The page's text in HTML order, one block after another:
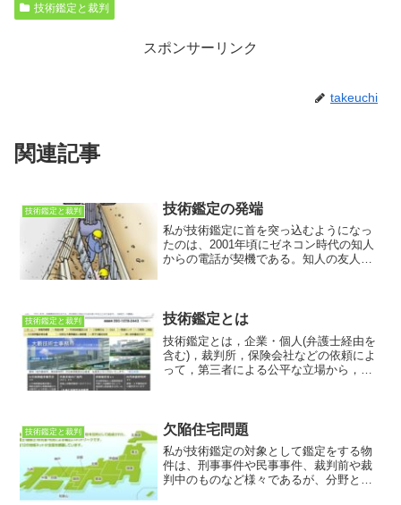
技術鑑定と裁判
スポンサーリンク
takeuchi
関連記事
技術鑑定と裁判 技術鑑定の発端
私が技術鑑定に首を突っ込むようになっ
たのは、2001年頃にゼネコン時代の知人
からの電話が契機である。知人の友人に
た。前任者は、少し前...
技術鑑定と裁判 技術鑑定とは
技術鑑定とは，企業・個人(弁護士経由を
含む)，裁判所，保険会社などの依頼によ
って，第三者による公平な立場から，事
術研究所では，(...
技術鑑定と裁判 欠陥住宅問題
私が技術鑑定の対象として鑑定をする物
件は、刑事事件や民事事件、裁判前や裁
判中のものなど様々であるが、分野とし